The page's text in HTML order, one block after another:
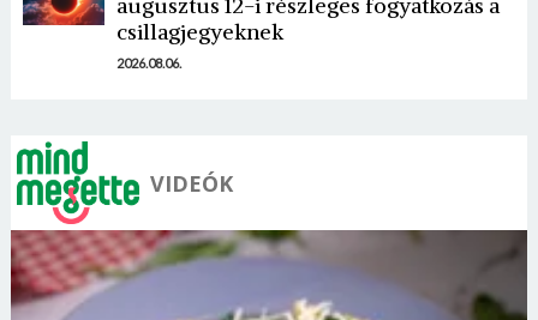
csillagjegyeknek
2026.08.06.
VIDEÓK